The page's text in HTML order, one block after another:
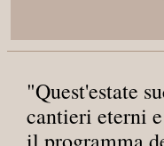
"Quest'estate
cantieri eterni